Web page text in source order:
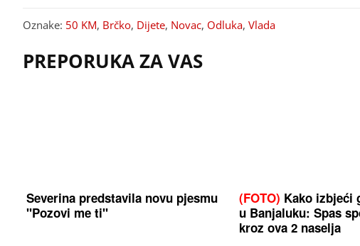
Oznake: 50 KM, Brčko, Dijete, Novac, Odluka, Vlada
PREPORUKA ZA VAS
Severina predstavila novu pjesmu
"Pozovi me ti"
(FOTO) Kako izbjeći
u Banjaluku: Spas
kroz ova 2 naselja